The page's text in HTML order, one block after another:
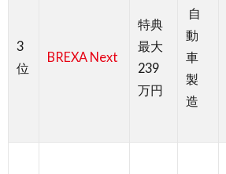
3
位
BREXA Next
特典
最大
239
万円
自
動
車
製
造